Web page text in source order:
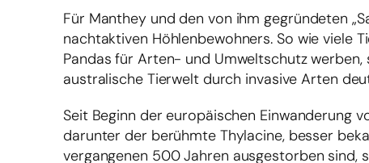
Für Manthey und den von ihm gegründeten
nachtaktiven Höhlenbewohners. So wie viele
Pandas für Arten- und Umweltschutz
australische Tierwelt durch invasive Arten
Seit Beginn der europäischen Einwanderung
darunter der berühmte Thylacine, besser
vergangenen 500 Jahren ausgestorben sind,